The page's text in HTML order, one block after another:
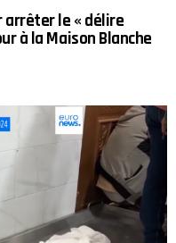
arrêter le « délire
à la Maison Blanche